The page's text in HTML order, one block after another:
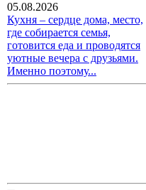
05.08.2026
Кухня – сердце дома, место,
где собирается семья,
готовится еда и проводятся
уютные вечера с друзьями.
Именно поэтому...